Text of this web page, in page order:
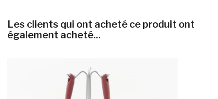
Les clients qui ont acheté ce produit ont
également acheté...